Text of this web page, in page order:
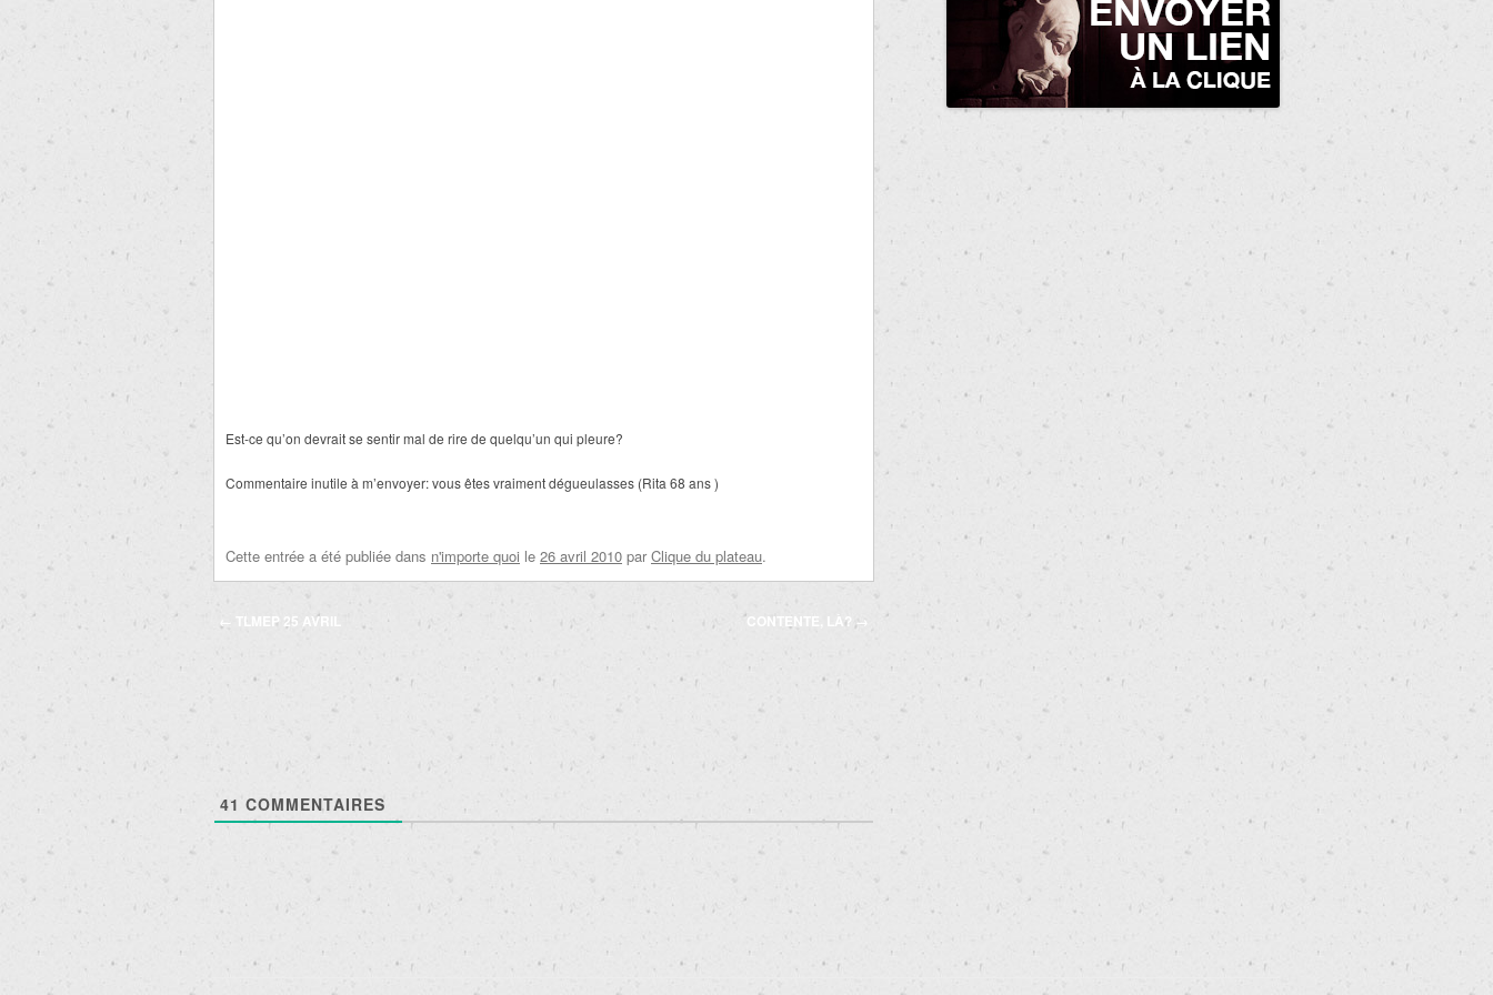
Est-ce qu’on devrait se sentir mal de rire de quelqu’un qui pleure?
Commentaire inutile à m’envoyer: vous êtes vraiment dégueulasses (Rita 68 ans )
Cette entrée a été publiée dans n'importe quoi le 26 avril 2010 par Clique du plateau.
Navigation
articles
← TLMEP 25 AVRIL CONTENTE, LÀ?→
41 COMMENTAIRES